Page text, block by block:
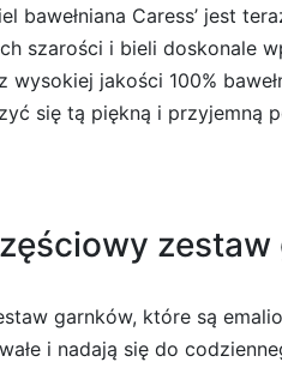
bawełniana Caress’ jest
szarości i bieli doskonale
wysokiej jakości 100%
się tą piękną i przyjemną
zestaw
garnków, które są
i nadają się do